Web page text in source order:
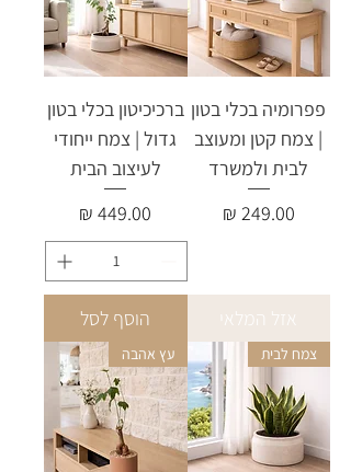
פפרומיה בכלי בטון
| צמח קטן ומעוצב
לבית ולמשרד
מחיר
אזל המלאי
ברכיכיטון בכלי בטון
גדול | צמח ייחודי
לעיצוב הבית
מחיר
הוסף לסל
צמח לבית עץ אהבה